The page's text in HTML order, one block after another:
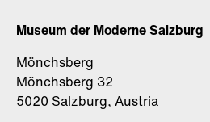
Museum der Moderne Salzburg
Mönchsberg
Mönchsberg 32
5020 Salzburg, Austria